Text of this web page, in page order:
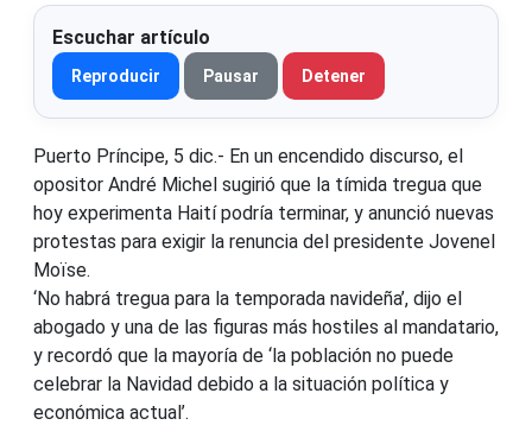
Escuchar artículo
Reproducir Pausar Detener
Puerto Príncipe, 5 dic.- En un encendido discurso, el
opositor André Michel sugirió que la tímida tregua que
hoy experimenta Haití podría terminar, y anunció nuevas
protestas para exigir la renuncia del presidente Jovenel
Moïse.
‘No habrá tregua para la temporada navideña’, dijo el
abogado y una de las figuras más hostiles al mandatario,
y recordó que la mayoría de ‘la población no puede
celebrar la Navidad debido a la situación política y
económica actual’.